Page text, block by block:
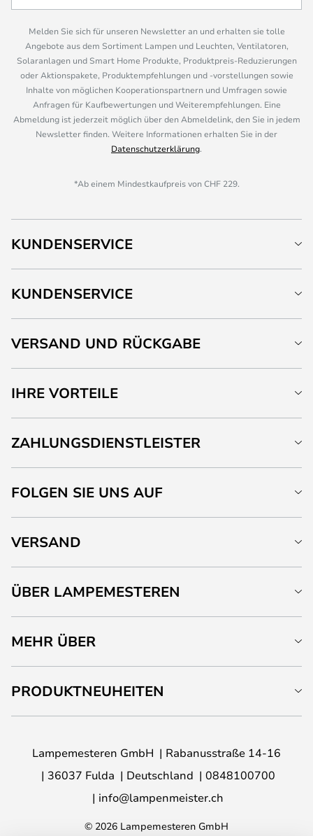
Melden Sie sich für unseren Newsletter an und erhalten sie tolle
Angebote aus dem Sortiment Lampen und Leuchten, Ventilatoren,
Solaranlagen und Smart Home Produkte, Produktpreis-Reduzierungen
oder Aktionspakete, Produktempfehlungen und -vorstellungen sowie
Inhalte von möglichen Kooperationspartnern und Umfragen sowie
Anfragen für Kaufbewertungen und Weiterempfehlungen. Eine
Abmeldung ist jederzeit möglich über den Abmeldelink, den Sie in jedem
Newsletter finden. Weitere Informationen erhalten Sie in der
Datenschutzerklärung.
*Ab einem Mindestkaufpreis von CHF 229.
KUNDENSERVICE
KUNDENSERVICE
VERSAND UND RÜCKGABE
IHRE VORTEILE
ZAHLUNGSDIENSTLEISTER
FOLGEN SIE UNS AUF
VERSAND
ÜBER LAMPEMESTEREN
MEHR ÜBER
PRODUKTNEUHEITEN
Lampemesteren GmbH
Rabanusstraße 14-16
36037 Fulda
Deutschland
0848100700
info@lampenmeister.ch
© 2026 Lampemesteren GmbH